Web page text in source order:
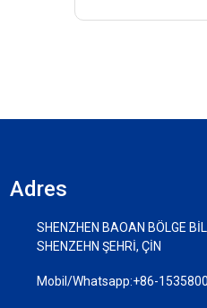
Adres
SHENZHEN BAOAN BÖLGE
SHENZEHN ŞEHRİ, ÇİN
Mobil/Whatsapp:+86-